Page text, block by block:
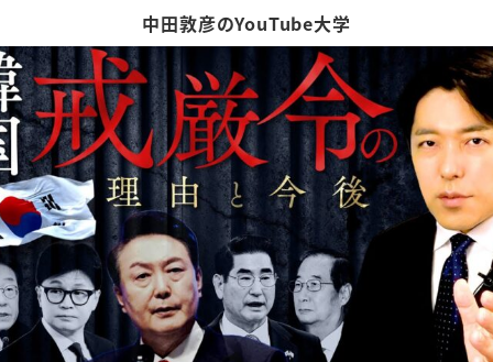
中田敦彦のYouTube大学